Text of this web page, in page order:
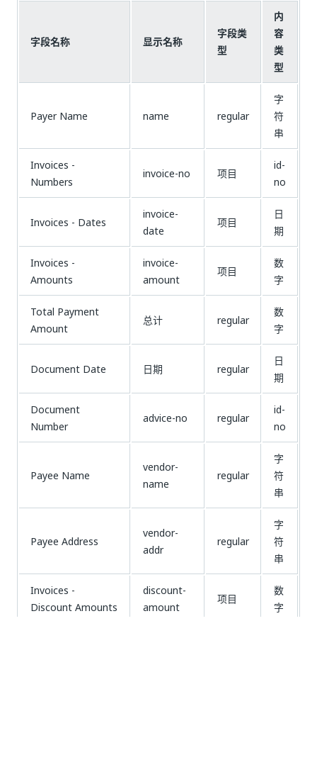
字段名称 显示名称
字段类
型
内
容
类
型
Payer Name name regular
字
符
串
Invoices -
Numbers
invoice-no 项目
id-
no
Invoices - Dates
invoice-
date
项目
日
期
Invoices -
Amounts
invoice-
amount
项目
数
字
Total Payment
Amount
总计 regular
数
字
Document Date 日期 regular
日
期
Document
Number
advice-no regular
id-
no
Payee Name
vendor-
name
regular
字
符
串
Payee Address
vendor-
addr
regular
字
符
串
Invoices -
Discount Amounts
discount-
amount
项目
数
字